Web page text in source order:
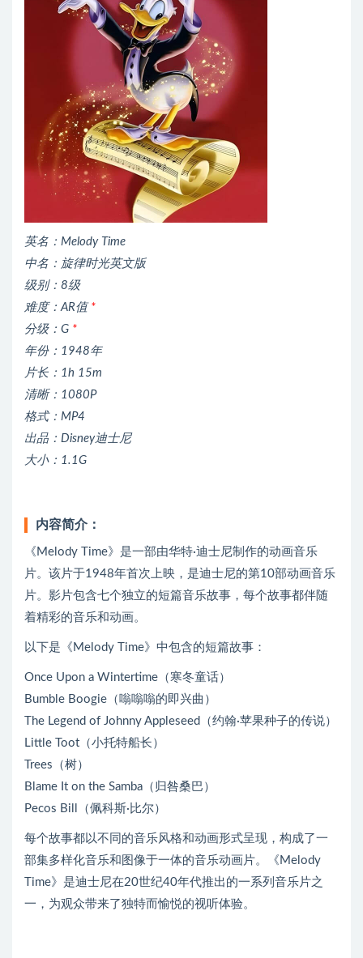
英名：Melody Time
中名：旋律时光英文版
级别：8级
难度：AR值 *
分级：G *
年份：1948年
片长：1h 15m
清晰：1080P
格式：MP4
出品：Disney迪士尼
大小：1.1G
内容简介：
《Melody Time》是一部由华特·迪士尼制作的动画音乐
片。该片于1948年首次上映，是迪士尼的第10部动画音乐
片。影片包含七个独立的短篇音乐故事，每个故事都伴随
着精彩的音乐和动画。
以下是《Melody Time》中包含的短篇故事：
Once Upon a Wintertime（寒冬童话）
Bumble Boogie（嗡嗡嗡的即兴曲）
The Legend of Johnny Appleseed（约翰·苹果种子的传说）
Little Toot（小托特船长）
Trees（树）
Blame It on the Samba（归咎桑巴）
Pecos Bill（佩科斯·比尔）
每个故事都以不同的音乐风格和动画形式呈现，构成了一
部集多样化音乐和图像于一体的音乐动画片。《Melody
Time》是迪士尼在20世纪40年代推出的一系列音乐片之
一，为观众带来了独特而愉悦的视听体验。